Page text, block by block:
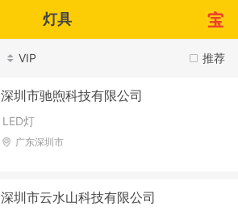
灯具
推荐
VIP
深圳市驰煦科技有限公司
LED灯
广东深圳市
深圳市云水山科技有限公司